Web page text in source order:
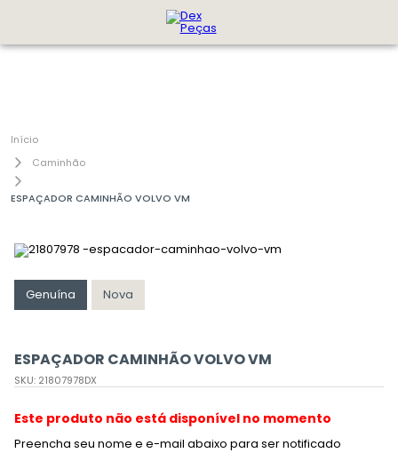
Caminhão
ESPAÇADOR CAMINHÃO VOLVO VM
Genuína Nova
ESPAÇADOR CAMINHÃO VOLVO VM
SKU: 21807978DX
Este produto não está disponível no momento